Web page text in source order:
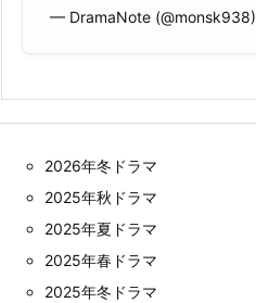
— DramaNote (@monsk938)
2026年冬ドラマ
2025年秋ドラマ
2025年夏ドラマ
2025年春ドラマ
2025年冬ドラマ